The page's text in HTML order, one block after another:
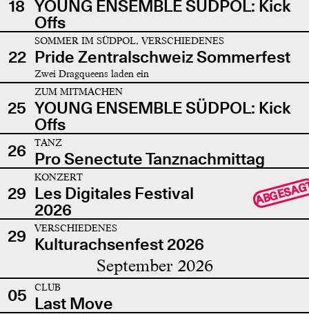
18 YOUNG ENSEMBLE SÜDPOL: Kick
Offs
22
SOMMER IM SÜDPOL, VERSCHIEDENES
Pride Zentralschweiz Sommerfest
Zwei Dragqueens laden ein
25
ZUM MITMACHEN
YOUNG ENSEMBLE SÜDPOL: Kick
Offs
26
TANZ
Pro Senectute Tanznachmittag
29
KONZERT
Les Digitales Festival
2026
29 VERSCHIEDENES
Kulturachsenfest 2026
September 2026
05 CLUB
Last Move